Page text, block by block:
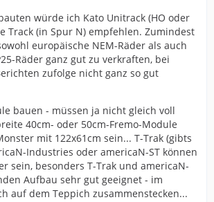
würde ich Kato Unitrack (HO oder
Track (in Spur N) empfehlen. Zumindest
europäische NEM-Räder als auch
Räder ganz gut zu verkraften, bei
zufolge nicht ganz so gut
bauen - müssen ja nicht gleich voll
40cm- oder 50cm-Fremo-Module
mit 122x61cm sein... T-Trak (gibts
Industries oder americaN-ST können
sein, besonders T-Trak und americaN-
Aufbau sehr gut geeignet - im
auf dem Teppich zusammenstecken...